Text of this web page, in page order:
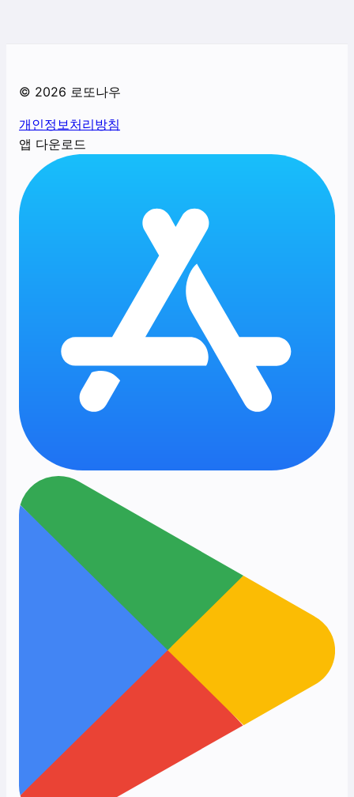
© 2026 로또나우
개인정보처리방침
앱 다운로드